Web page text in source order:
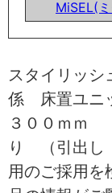
MiSEL(
スタイリッ
係 床置ユ
３００ｍｍ
り （引出し
用のご採用を